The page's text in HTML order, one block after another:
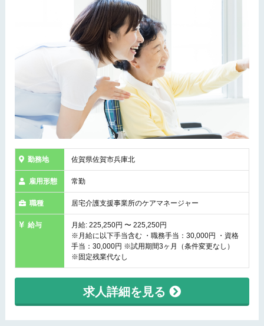
勤務地 佐賀県佐賀市兵庫北
雇用形態 常勤
職種 居宅介護支援事業所のケアマネージャー
給与
月給: 225,250円 〜 225,250円
※月給に以下手当含む ・職務手当：30,000円 ・資格
手当：30,000円 ※試用期間3ヶ月（条件変更なし）
※固定残業代なし
求人詳細を見る